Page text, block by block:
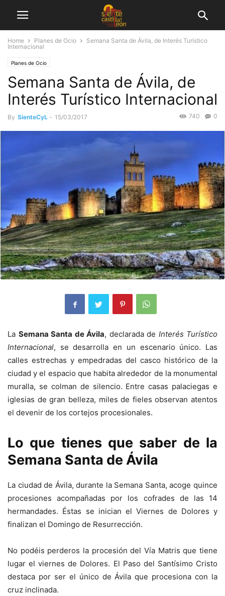
Home Planes de Ocio
Semana Santa de Ávila, de Interés Turístico
Internacional
Planes de Ocio
Semana Santa de Ávila, de
Interés Turístico Internacional
By SienteCyL - 15/03/2017 0
740
La Semana Santa de Ávila, declarada de Interés Turístico
Internacional, se desarrolla en un escenario único. Las
calles estrechas y empedradas del casco histórico de la
ciudad y el espacio que habita alrededor de la monumental
muralla, se colman de silencio. Entre casas palaciegas e
iglesias de gran belleza, miles de fieles observan atentos
el devenir de los cortejos procesionales.
Lo que tienes que saber de la
Semana Santa de Ávila
La ciudad de Ávila, durante la Semana Santa, acoge quince
procesiones acompañadas por los cofrades de las 14
hermandades. Éstas se inician el Viernes de Dolores y
finalizan el Domingo de Resurrección.
No podéis perderos la procesión del Vía Matris que tiene
lugar el viernes de Dolores. El Paso del Santísimo Cristo
destaca por ser el único de Ávila que procesiona con la
cruz inclinada.